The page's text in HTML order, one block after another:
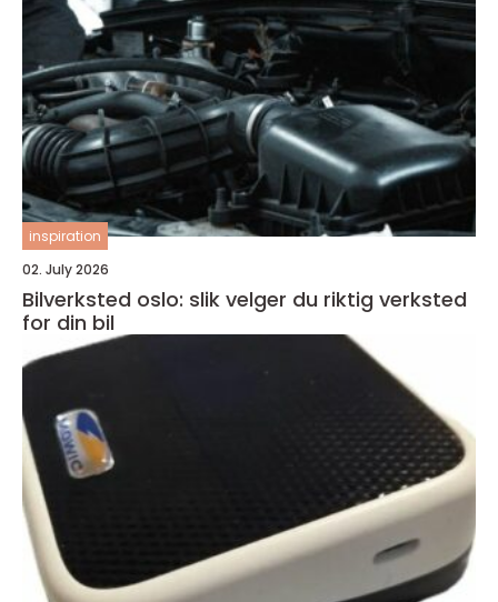
inspiration
02. July 2026
Bilverksted oslo: slik velger du riktig verksted
for din bil